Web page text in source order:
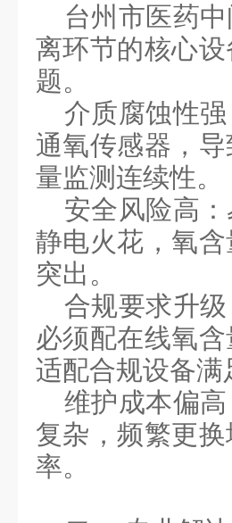
台州市医药
离环节的核心
题。
介质腐蚀性
通氧传感器，
量监测连续性。
安全风险高
静电火花，氧
突出。
合规要求升
必须配在线氧
适配合规设备满
维护成本偏
复杂，频繁更
率。